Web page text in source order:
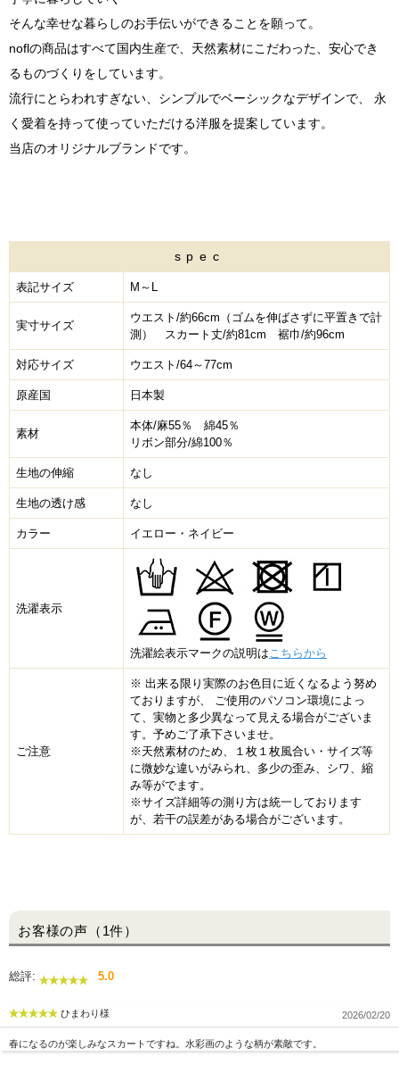
そんな幸せな暮らしのお手伝いができることを願って。
noflの商品はすべて国内生産で、天然素材にこだわった、安心でき
るものづくりをしています。
流行にとらわれすぎない、シンプルでベーシックなデザインで、 永
く愛着を持って使っていただける洋服を提案しています。
当店のオリジナルブランドです。
spec
表記サイズ M～L
実寸サイズ
ウエスト/約66cm（ゴムを伸ばさずに平置きで計
測） スカート丈/約81cm 裾巾/約96cm
対応サイズ ウエスト/64～77cm
原産国 日本製
素材
本体/麻55％ 綿45％
リボン部分/綿100％
生地の伸縮 なし
生地の透け感 なし
カラー イエロー・ネイビー
洗濯表示
洗濯絵表示マークの説明はこちらから
ご注意
※ 出来る限り実際のお色目に近くなるよう努め
ておりますが、 ご使用のパソコン環境によっ
て、実物と多少異なって見える場合がございま
す。予めご了承下さいませ。
※天然素材のため、１枚１枚風合い・サイズ等
に微妙な違いがみられ、多少の歪み、シワ、縮
み等がでます。
※サイズ詳細等の測り方は統一しております
が、若干の誤差がある場合がございます。
お客様の声（1件）
総評: 5.0
ひまわり様 2026/02/20
春になるのが楽しみなスカートですね。水彩画のような柄が素敵です。